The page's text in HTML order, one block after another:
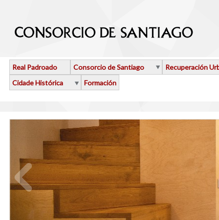
Real Padroado Consorcio de Santiago
Recuperación
Cidade Histórica
Formación